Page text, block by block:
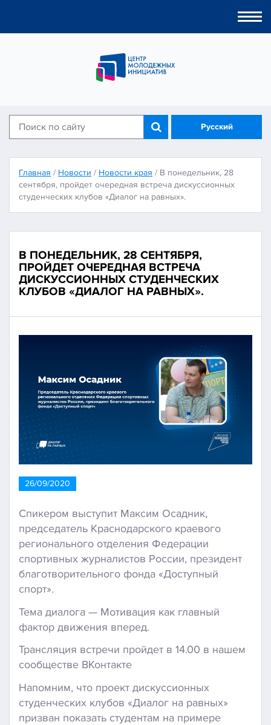
Русский
Главная / Новости / Новости края / В понедельник, 28
сентября, пройдет очередная встреча дискуссионных
студенческих клубов «Диалог на равных».
В ПОНЕДЕЛЬНИК, 28 СЕНТЯБРЯ,
ПРОЙДЕТ ОЧЕРЕДНАЯ ВСТРЕЧА
ДИСКУССИОННЫХ СТУДЕНЧЕСКИХ
КЛУБОВ «ДИАЛОГ НА РАВНЫХ».
26/09/2020
Спикером выступит Максим Осадник,
председатель Краснодарского краевого
регионального отделения Федерации
спортивных журналистов России, президент
благотворительного фонда «Доступный
спорт».
Тема диалога — Мотивация как главный
фактор движения вперед.
Трансляция встречи пройдет в 14.00 в нашем
сообществе ВКонтакте
Напомним, что проект дискуссионных
студенческих клубов «Диалог на равных»
призван показать студентам на примере